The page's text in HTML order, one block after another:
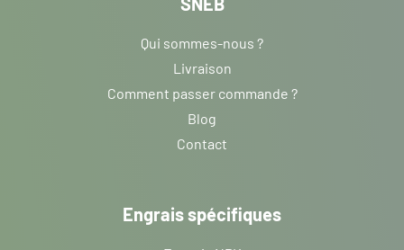
Qui sommes-nous ?
Livraison
Comment passer commande ?
Blog
Contact
Engrais spécifiques